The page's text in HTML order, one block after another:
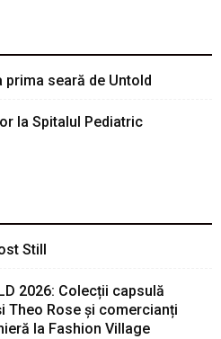
prima seară de Untold
la Spitalul Pediatric
Still
2026: Colecții capsulă
Theo Rose și comercianți
la Fashion Village